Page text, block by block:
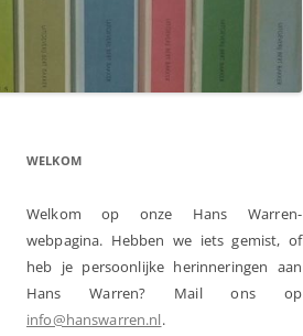
WELKOM
Welkom op onze Hans Warren-
webpagina. Hebben we iets gemist, of
heb je persoonlijke herinneringen aan
Hans Warren? Mail ons op
info@hanswarren.nl.